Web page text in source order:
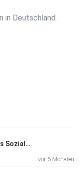
in Deutschland.
Wird es mit dir einen Abbau des Sozialstaats geben, Bärbel Bas?
vor 6 Monaten